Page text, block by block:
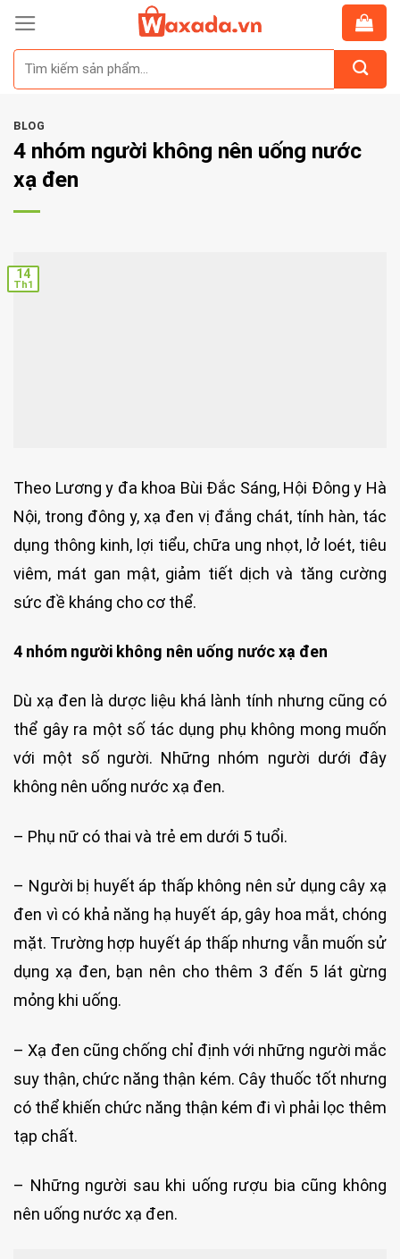
Skip
content
BLOG
4 nhóm người không nên uống nước
xạ đen
14
Th1
Theo Lương y đa khoa Bùi Đắc Sáng, Hội Đông y Hà
Nội, trong đông y, xạ đen vị đắng chát, tính hàn, tác
dụng thông kinh, lợi tiểu, chữa ung nhọt, lở loét, tiêu
viêm, mát gan mật, giảm tiết dịch và tăng cường
sức đề kháng cho cơ thể.
4 nhóm người không nên uống nước xạ đen
Dù xạ đen là dược liệu khá lành tính nhưng cũng có
thể gây ra một số tác dụng phụ không mong muốn
với một số người. Những nhóm người dưới đây
không nên uống nước xạ đen.
– Phụ nữ có thai và trẻ em dưới 5 tuổi.
– Người bị huyết áp thấp không nên sử dụng cây xạ
đen vì có khả năng hạ huyết áp, gây hoa mắt, chóng
mặt. Trường hợp huyết áp thấp nhưng vẫn muốn sử
dụng xạ đen, bạn nên cho thêm 3 đến 5 lát gừng
mỏng khi uống.
– Xạ đen cũng chống chỉ định với những người mắc
suy thận, chức năng thận kém. Cây thuốc tốt nhưng
có thể khiến chức năng thận kém đi vì phải lọc thêm
tạp chất.
– Những người sau khi uống rượu bia cũng không
nên uống nước xạ đen.